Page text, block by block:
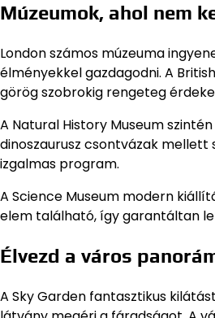
Múzeumok, ahol nem
London számos múzeuma
élményekkel gazdagodni. A
görög szobrokig rengeteg
A Natural History Museum
dinoszaurusz csontvázak
izgalmas program.
A Science Museum modern
elem található, így garantáltan
Élvezd a város
A Sky Garden fantasztikus